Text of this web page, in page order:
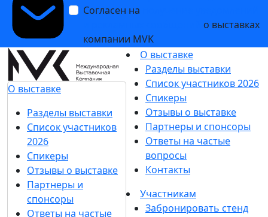
Согласен на
о выставках
компании MVK
О выставке
Разделы выставки
Список участников
2026
Спикеры
Отзывы о выставке
Партнеры и
спонсоры
Ответы на частые
О выставке
Разделы выставки
Список участников 2026
Спикеры
Отзывы о выставке
Партнеры и спонсоры
Ответы на частые
вопросы
Контакты
Участникам
Забронировать стенд